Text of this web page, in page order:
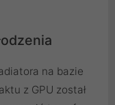
na bazie
z GPU został